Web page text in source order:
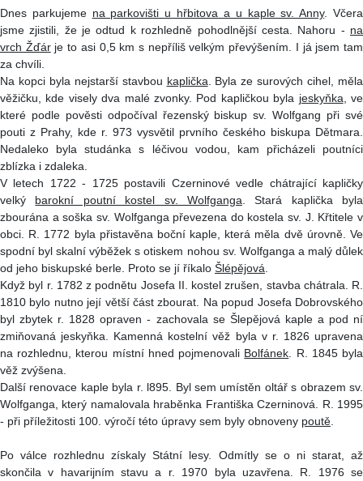
Dnes parkujeme na parkovišti u hřbitova a u kaple sv. Anny. Včera
jsme zjistili, že je odtud k rozhledně pohodlnější cesta. Nahoru - na
vrch Žďárje to asi 0,5 km s nepříliš velkým převýšením. I já jsem tam
za chvíli.
Na kopci byla nejstarší stavbou kaplička . Byla ze surových cihel, měla
věžičku, kde visely dva malé zvonky. Pod kapličkou byla jeskyňka , ve
které podle pověsti odpočíval řezenský biskup sv. Wolfgang při své
pouti z Prahy, kde r. 973 vysvětil prvního českého biskupa Dětmara.
Nedaleko byla studánka s léčivou vodou, kam přicházeli poutníci
zblízka i zdaleka.
V letech 1722 - 1725 postavili Czerninové vedle chátrající kapličky
velký barokní poutní kostel sv. Wolfganga . Stará kaplička byla
zbourána a soška sv. Wolfganga převezena do kostela sv. J. Křtitele v
obci. R. 1772 byla přistavěna boční kaple, která měla dvě úrovně. Ve
spodní byl skalní výběžek s otiskem nohou sv. Wolfganga a malý důlek
od jeho biskupské berle. Proto se jí říkalo Šlépějová
Když byl r. 1782 z podnětu Josefa II. kostel zrušen, stavba chátrala. R.
1810 bylo nutno její větší část zbourat. Na popud Josefa Dobrovského
byl zbytek r. 1828 opraven - zachovala se Šlepějová kaple a pod ní
zmiňovaná jeskyňka. Kamenná kostelní věž byla v r. 1826 upravena
na rozhlednu, kterou místní hned pojmenovali Bolfánek . R. 1845 byla
věž zvýšena.
Další renovace kaple byla r. l895. Byl sem umístěn oltář s obrazem sv.
Wolfganga, který namalovala hraběnka Františka Czerninová. R. 1995
- při příležitosti 100. výročí této úpravy sem byly obnoveny poutě
Po válce rozhlednu získaly Státní lesy. Odmítly se o ni starat, až
skončila v havarijním stavu a r. 1970 byla uzavřena. R. 1976 se